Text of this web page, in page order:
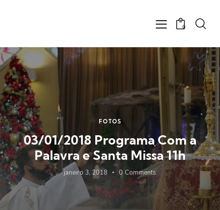
0
FOTOS
03/01/2018 Programa Com a
Palavra e Santa Missa 11h
janeiro 3, 2018 0 Comments